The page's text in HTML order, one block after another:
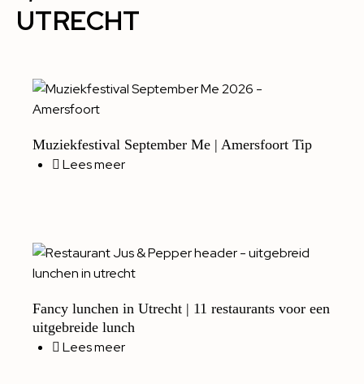
UTRECHT
Muziekfestival September Me | Amersfoort Tip
Lees meer
Fancy lunchen in Utrecht | 11 restaurants voor een
uitgebreide lunch
Lees meer